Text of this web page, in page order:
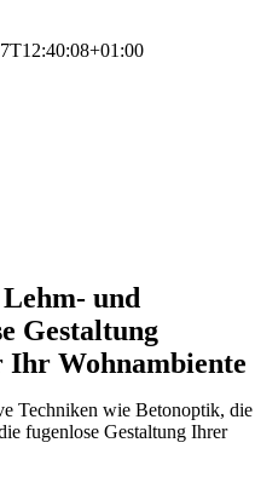
und
Gestaltung
Wohnambiente
Techniken wie Betonoptik, die
fugenlose Gestaltung Ihrer